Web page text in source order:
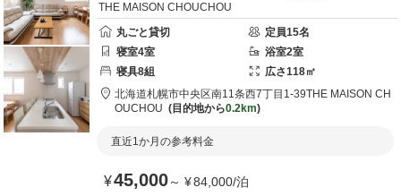
THE MAISON CHOUCHOU
丸ごと貸切
定員15名
寝室4室 浴室2室
寝具8組 広さ118㎡
北海道札幌市中央区南11条西7丁目1-39THE MAISON CH
OUCHOU
目的地から0.2km
直近1か月の参考料金
¥45,000～ ¥84,000/泊